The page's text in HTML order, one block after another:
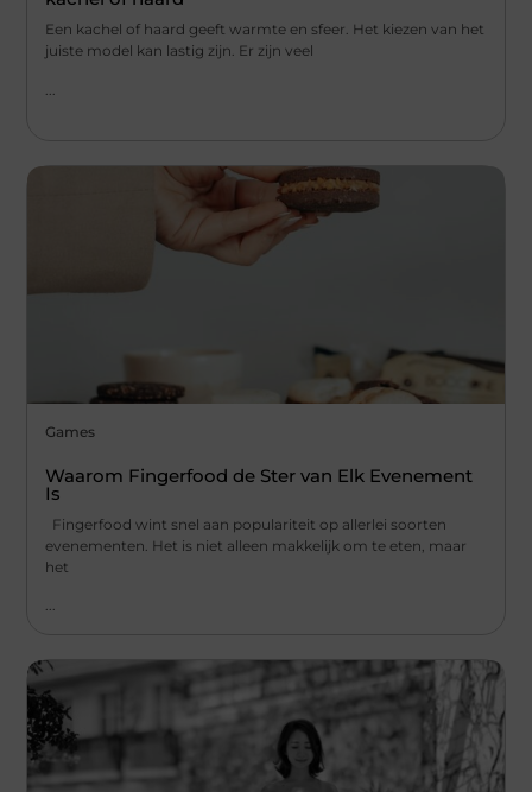
Een kachel of haard geeft warmte en sfeer. Het kiezen van het
juiste model kan lastig zijn. Er zijn veel
Games
Waarom Fingerfood de Ster van Elk Evenement
Is
Fingerfood wint snel aan populariteit op allerlei soorten
evenementen. Het is niet alleen makkelijk om te eten, maar
het
...